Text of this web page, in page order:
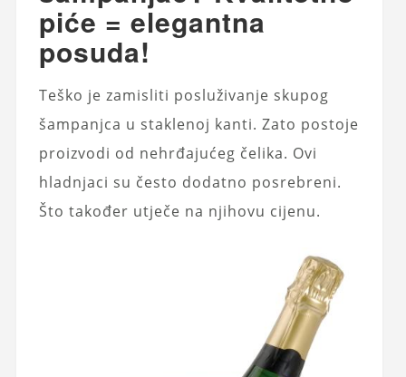
piće = elegantna
posuda!
Teško je zamisliti posluživanje skupog
šampanjca u staklenoj kanti. Zato postoje
proizvodi od nehrđajućeg čelika. Ovi
hladnjaci su često dodatno posrebreni.
Što također utječe na njihovu cijenu.